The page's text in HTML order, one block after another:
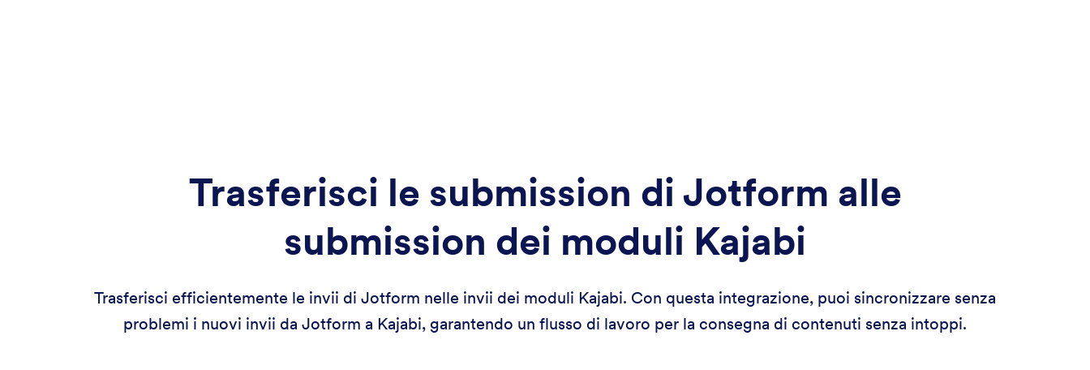
Trasferisci le submission di Jotform alle
submission dei moduli Kajabi
Trasferisci efficientemente le invii di Jotform nelle invii dei moduli Kajabi. Con questa integrazione, puoi sincronizzare senza
problemi i nuovi invii da Jotform a Kajabi, garantendo un flusso di lavoro per la consegna di contenuti senza intoppi.